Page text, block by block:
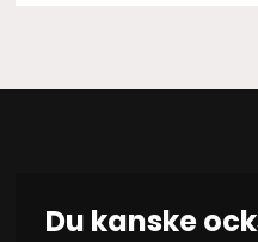
Du kanske